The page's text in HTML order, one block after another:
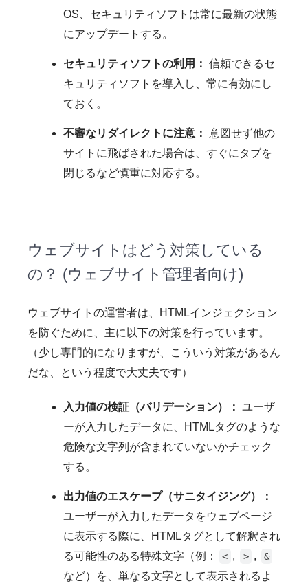
OS、セキュリティソフトは常に最新の状態
にアップデートする。
セキュリティソフトの利用： 信頼できるセ
キュリティソフトを導入し、常に有効にし
ておく。
不審なリダイレクトに注意： 意図せず他の
サイトに飛ばされた場合は、すぐにタブを
閉じるなど慎重に対応する。
ウェブサイトはどう対策している
の？ (ウェブサイト管理者向け)
ウェブサイトの運営者は、HTMLインジェクション
を防ぐために、主に以下の対策を行っています。
（少し専門的になりますが、こういう対策があるん
だな、という程度で大丈夫です）
入力値の検証（バリデーション）： ユーザ
ーが入力したデータに、HTMLタグのような
危険な文字列が含まれていないかチェック
する。
出力値のエスケープ（サニタイジング）：
ユーザーが入力したデータをウェブページ
に表示する際に、HTMLタグとして解釈され
る可能性のある特殊文字（例：
< , > , &
など）を、単なる文字として表示されるよ